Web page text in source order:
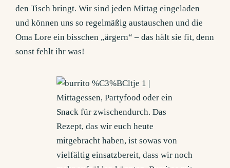
den Tisch bringt. Wir sind jeden Mittag eingeladen
und können uns so regelmäßig austauschen und die
Oma Lore ein bisschen „ärgern“ – das hält sie fit, denn
sonst fehlt ihr was!